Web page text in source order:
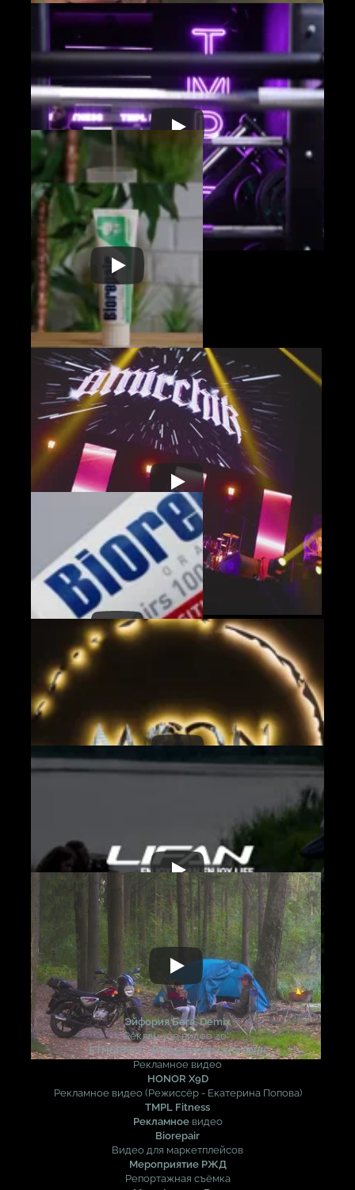
Эйфория Бега. Demix
Рекламное видео 40''
ETHERAPY - Концентраты для ванн
Рекламное видео
HONOR X9D
Рекламное видео (Режиссёр - Екатерина Попова)
TMPL Fitness
Рекламноевидео
Biorepair
Видео для маркетплейсов
Мероприятие РЖД
Репортажная съёмка